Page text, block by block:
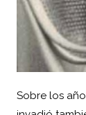
Sobre los